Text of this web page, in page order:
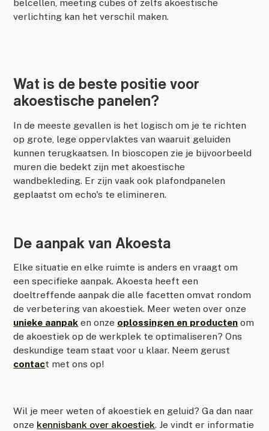
belcellen, meeting cubes of zelfs akoestische
verlichting kan het verschil maken.
Wat is de beste positie voor
akoestische panelen?
In de meeste gevallen is het logisch om je te richten
op grote, lege oppervlaktes van waaruit geluiden
kunnen terugkaatsen. In bioscopen zie je bijvoorbeeld
muren die bedekt zijn met akoestische
wandbekleding. Er zijn vaak ook plafondpanelen
geplaatst om echo's te elimineren.
De aanpak van Akoesta
Elke situatie en elke ruimte is anders en vraagt om
een specifieke aanpak. Akoesta heeft een
doeltreffende aanpak die alle facetten omvat rondom
de verbetering van akoestiek. Meer weten over onze
unieke aanpak en onze oplossingen en producten om
de akoestiek op de werkplek te optimaliseren? Ons
deskundige team staat voor u klaar. Neem gerust
contact met ons op!
Wil je meer weten of akoestiek en geluid? Ga dan naar
onze kennisbank over akoestiek. Je vindt er informatie